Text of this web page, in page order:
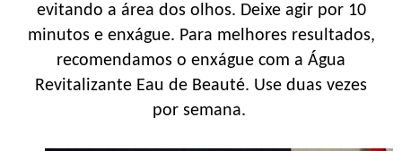
evitando a área dos olhos. Deixe agir por 10
minutos e enxágue. Para melhores resultados,
recomendamos o enxágue com a Água
Revitalizante Eau de Beauté. Use duas vezes
por semana.